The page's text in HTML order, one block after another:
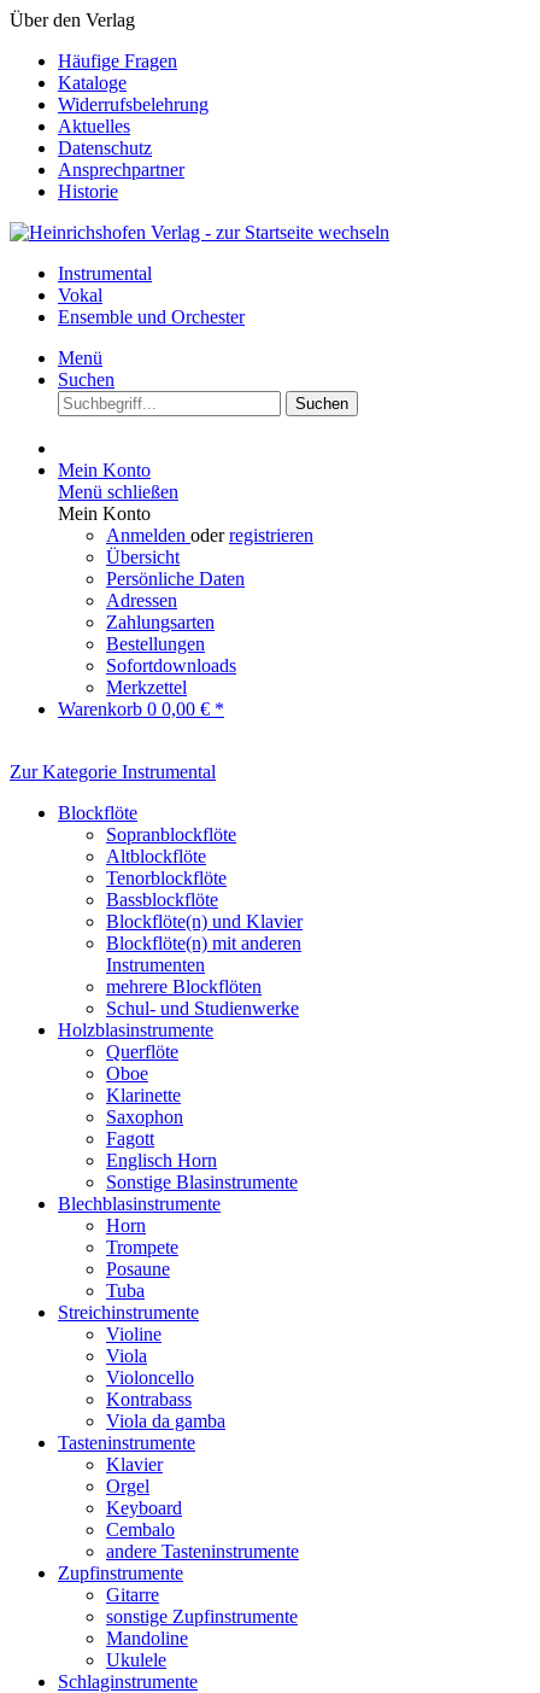
Über den Verlag
Häufige Fragen
Kataloge
Widerrufsbelehrung
Aktuelles
Datenschutz
Ansprechpartner
Historie
Instrumental
Vokal
Ensemble und Orchester
Menü
Suchen
Suchen
Mein Konto
Menü schließen
Mein Konto
Anmelden oderregistrieren
Übersicht
Persönliche Daten
Adressen
Zahlungsarten
Bestellungen
Sofortdownloads
Merkzettel
Warenkorb 0 0,00 € *
Zur Kategorie Instrumental
Blockflöte
Sopranblockflöte
Altblockflöte
Tenorblockflöte
Bassblockflöte
Blockflöte(n) und Klavier
Blockflöte(n) mit anderen
Instrumenten
mehrere Blockflöten
Schul- und Studienwerke
Holzblasinstrumente
Querflöte
Oboe
Klarinette
Saxophon
Fagott
Englisch Horn
Sonstige Blasinstrumente
Blechblasinstrumente
Horn
Trompete
Posaune
Tuba
Streichinstrumente
Violine
Viola
Violoncello
Kontrabass
Viola da gamba
Tasteninstrumente
Klavier
Orgel
Keyboard
Cembalo
andere Tasteninstrumente
Zupfinstrumente
Gitarre
sonstige Zupfinstrumente
Mandoline
Ukulele
Schlaginstrumente